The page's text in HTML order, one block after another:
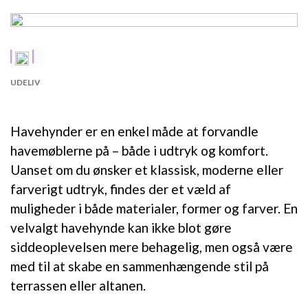
UDELIV
Havehynder er en enkel måde at forvandle
havemøblerne på – både i udtryk og komfort.
Uanset om du ønsker et klassisk, moderne eller
farverigt udtryk, findes der et væld af
muligheder i både materialer, former og farver. En
velvalgt havehynde kan ikke blot gøre
siddeoplevelsen mere behagelig, men også være
med til at skabe en sammenhængende stil på
terrassen eller altanen.